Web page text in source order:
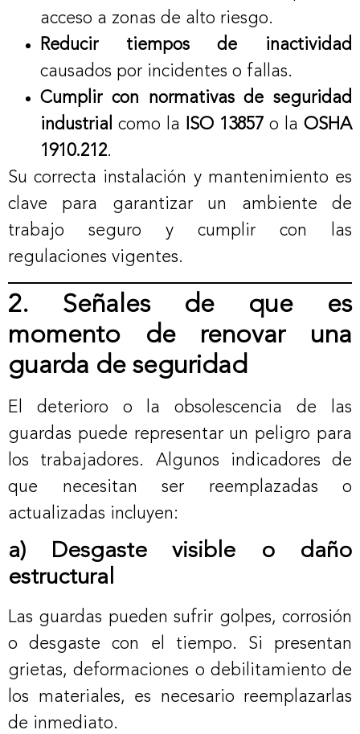
acceso a zonas de alto riesgo.
Reducir tiempos de inactividad
causados por incidentes o fallas.
Cumplir con normativas de seguridad
industrial como la ISO 13857 o la OSHA
1910.212.
Su correcta instalación y mantenimiento es
clave para garantizar un ambiente de
trabajo seguro y cumplir con las
regulaciones vigentes.
2. Señales de que es
momento de renovar una
guarda de seguridad
El deterioro o la obsolescencia de las
guardas puede representar un peligro para
los trabajadores. Algunos indicadores de
que necesitan ser reemplazadas o
actualizadas incluyen:
a) Desgaste visible o daño
estructural
Las guardas pueden sufrir golpes, corrosión
o desgaste con el tiempo. Si presentan
grietas, deformaciones o debilitamiento de
los materiales, es necesario reemplazarlas
de inmediato.